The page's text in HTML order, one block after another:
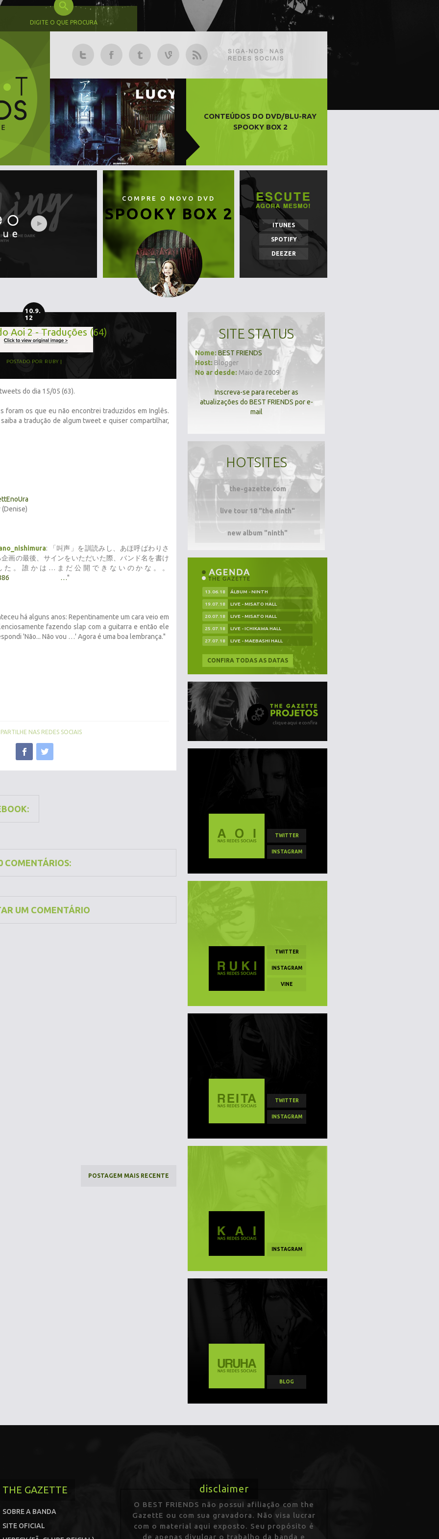
DIGITE O QUE PROCURA
CONTEÚDOS DO DVD/BLU-RAY
SPOOKY BOX 2
COMPRE O NOVO DVD
SPOOKY BOX 2
ITUNES
SPOTIFY
DEEZER
10.9.
12
Aoi 2 - Traduções (64)
POSTADO POR RUBY
do dia 15/05 (63).
foram os que eu não encontrei traduzidos em Inglês.
a tradução de algum tweet e quiser compartilhar,
: 「叫声」を訓読みし、あほ呼ばわりさ
画の最後、サインをいただいた際、バンド名を書け
た。誰かは…まだ公開できないのかな。。
…"
há alguns anos: Repentinamente um cara veio em
fazendo slap com a guitarra e então ele
'Não... Não vou …' Agora é uma boa lembrança."
NAS REDES SOCIAIS
COMENTÁRIOS:
UM COMENTÁRIO
POSTAGEM MAIS RECENTE
SITE STATUS
Nome: BEST FRIENDS
Host: Blogger
No ar desde: Maio de 2009
Inscreva-se para receber as
atualizações do BEST FRIENDS por e-
mail
HOTSITES
the-gazette.com
live tour 18 "the ninth"
new album "ninth"
13.06.18 ÁLBUM - NINTH
19.07.18 LIVE - MISATO HALL
20.07.18 LIVE - MISATO HALL
25.07.18 LIVE - ICHIKAWA HALL
27.07.18 LIVE - MAEBASHI HALL
CONFIRA TODAS AS DATAS
clique aqui e confira
TWITTER
INSTAGRAM
TWITTER
INSTAGRAM
VINE
TWITTER
INSTAGRAM
INSTAGRAM
BLOG
THE GAZETTE
SOBRE A BANDA
SITE OFICIAL
disclaimer
O BEST FRIENDS não possui afiliação com the
GazettE ou com sua gravadora. Não visa lucrar
com o material aqui exposto. Seu propósito é
de apenas divulgar o trabalho da banda e